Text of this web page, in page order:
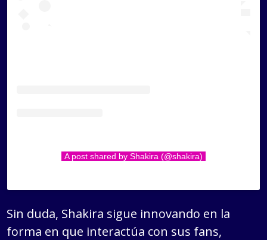
A post shared by Shakira (@shakira)
Sin duda, Shakira sigue innovando en la
forma en que interactúa con sus fans,